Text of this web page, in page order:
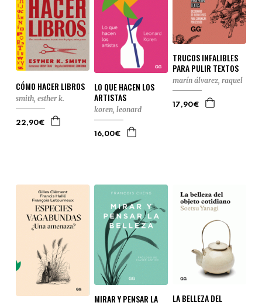
CÓMO HACER LIBROS
smith, esther k.
22,90€
LO QUE HACEN LOS
ARTISTAS
koren, leonard
16,00€
TRUCOS INFALIBLES
PARA PULIR TEXTOS
marín álvarez, raquel
17,90€
MIRAR Y PENSAR LA
LA BELLEZA DEL